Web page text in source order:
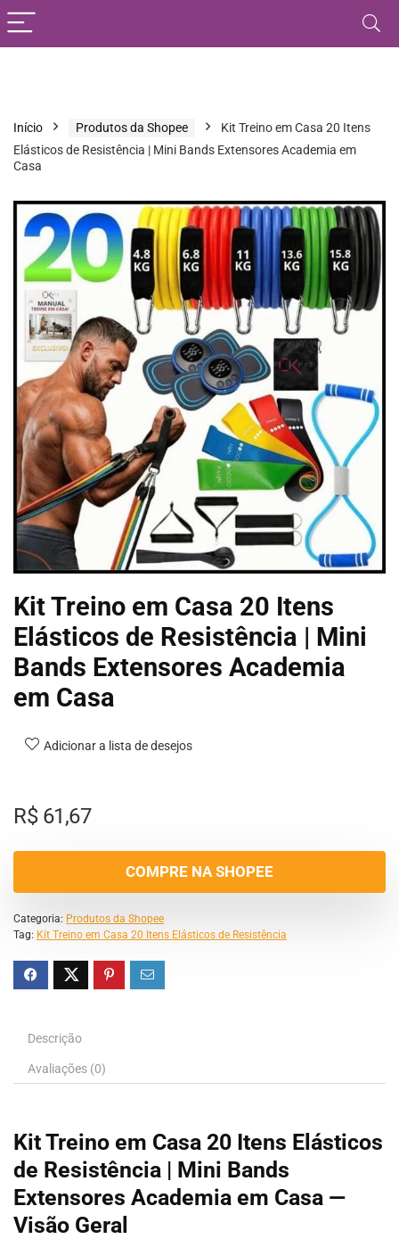
Início Produtos da Shopee
Kit Treino em Casa 20 Itens
Elásticos de Resistência | Mini Bands Extensores Academia em
Casa
Kit Treino em Casa 20 Itens
Elásticos de Resistência | Mini
Bands Extensores Academia
em Casa
Adicionar a lista de desejos
R$61,67
COMPRE NA SHOPEE
Categoria: Produtos da Shopee
Tag: Kit Treino em Casa 20 Itens Elásticos de Resistência
Descrição
Avaliações (0)
Kit Treino em Casa 20 Itens Elásticos
de Resistência | Mini Bands
Extensores Academia em Casa —
Visão Geral